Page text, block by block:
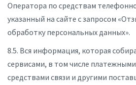
Оператора по средствам
указанный на сайте с запросом
обработку персональных данных».
8.5. Вся информация, которая
сервисами, в том числе
средствами связи и другими